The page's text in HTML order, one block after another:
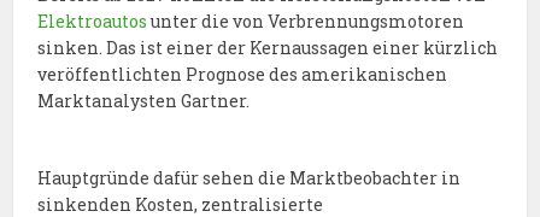
Elektroautos unter die von Verbrennungsmotoren
sinken. Das ist einer der Kernaussagen einer kürzlich
veröffentlichten Prognose des amerikanischen
Marktanalysten Gartner.
Hauptgründe dafür sehen die Marktbeobachter in
sinkenden Kosten, zentralisierte